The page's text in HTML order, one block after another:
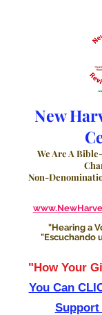
New
We Are A
Non-
"Hearing a
"Escuchando
"How Your
You Can